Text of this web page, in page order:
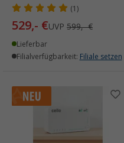
(1)
529,- €UVP 599,- €
Lieferbar
Filialverfügbarkeit: Filiale setzen